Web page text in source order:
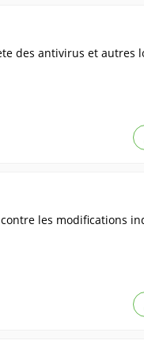
des antivirus et autres
les modifications